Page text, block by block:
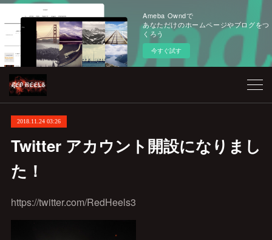
Ameba Owndで
あなただけのホームページやブログをつ
くろう
今すぐ試す
2018.11.24 03:26
Twitter アカウント開設になりまし
た！
https://twitter.com/RedHeels3